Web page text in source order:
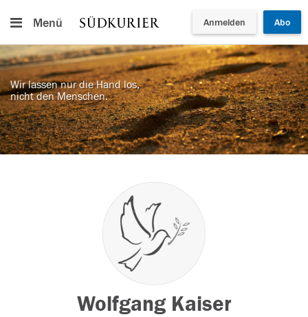
Menü Anmelden Abo
Wir lassen nur die Hand los,
nicht den Menschen.
Wolfgang Kaiser